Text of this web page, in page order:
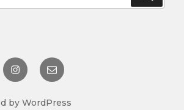
Instagram
@umigamekan
メ
ー
by WordPress